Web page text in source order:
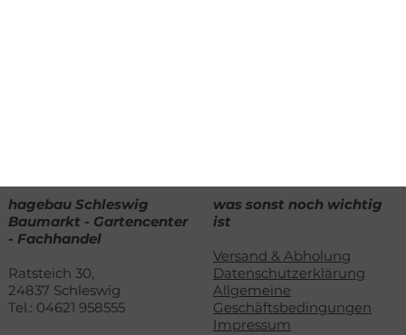
hagebau Schleswig
Baumarkt - Gartencenter
- Fachhandel
Ratsteich 30,
24837 Schleswig​
Tel.: 04621 958555
was sonst noch wichtig
ist
Versand & Abholung
Datenschutzerklärung
Allgemeine
Geschäftsbedingungen
Impressum